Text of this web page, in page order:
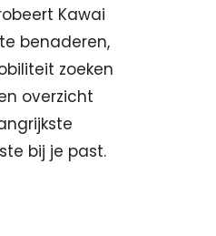
Kawai
benaderen,
zoeken
overzicht
bij je past.